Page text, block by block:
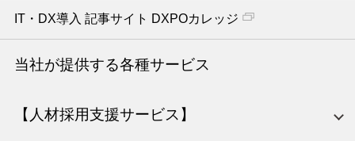
IT・DX導入 記事サイト DXPOカレッジ
当社が提供する各種サービス
【人材採用支援サービス】